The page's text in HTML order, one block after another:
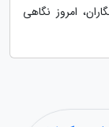
امروز نگاهی